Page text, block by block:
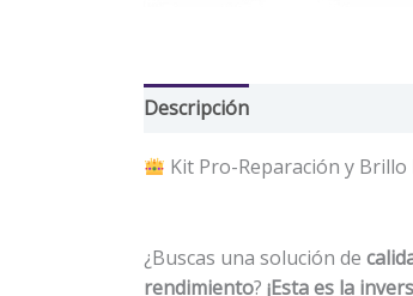
Descripción
Kit Pro-Reparación y Brillo
¿Buscas una solución de
rendimiento? ¡Esta es la